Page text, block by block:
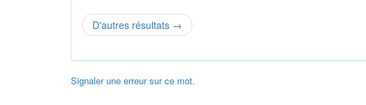
D'autres résultats →
Signaler une erreur sur ce mot.